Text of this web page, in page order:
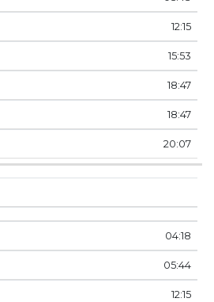
12:15
15:53
18:47
18:47
20:07
04:18
05:44
12:15